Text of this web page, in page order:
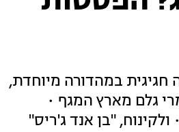
במהדורה מיוחדת,
גלם מארץ המגף •
"בן אנד ג'ריס"